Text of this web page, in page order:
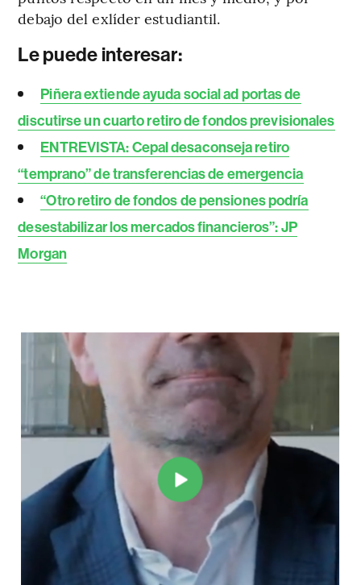
debajo del exlíder estudiantil.
Le puede interesar:
Piñera extiende ayuda social ad portas de
discutirse un cuarto retiro de fondos previsionales
ENTREVISTA: Cepal desaconseja retiro
“temprano” de transferencias de emergencia
“Otro retiro de fondos de pensiones podría
desestabilizar los mercados financieros”: JP
Morgan